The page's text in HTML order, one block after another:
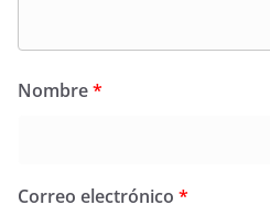
Nombre*
Correo electrónico *